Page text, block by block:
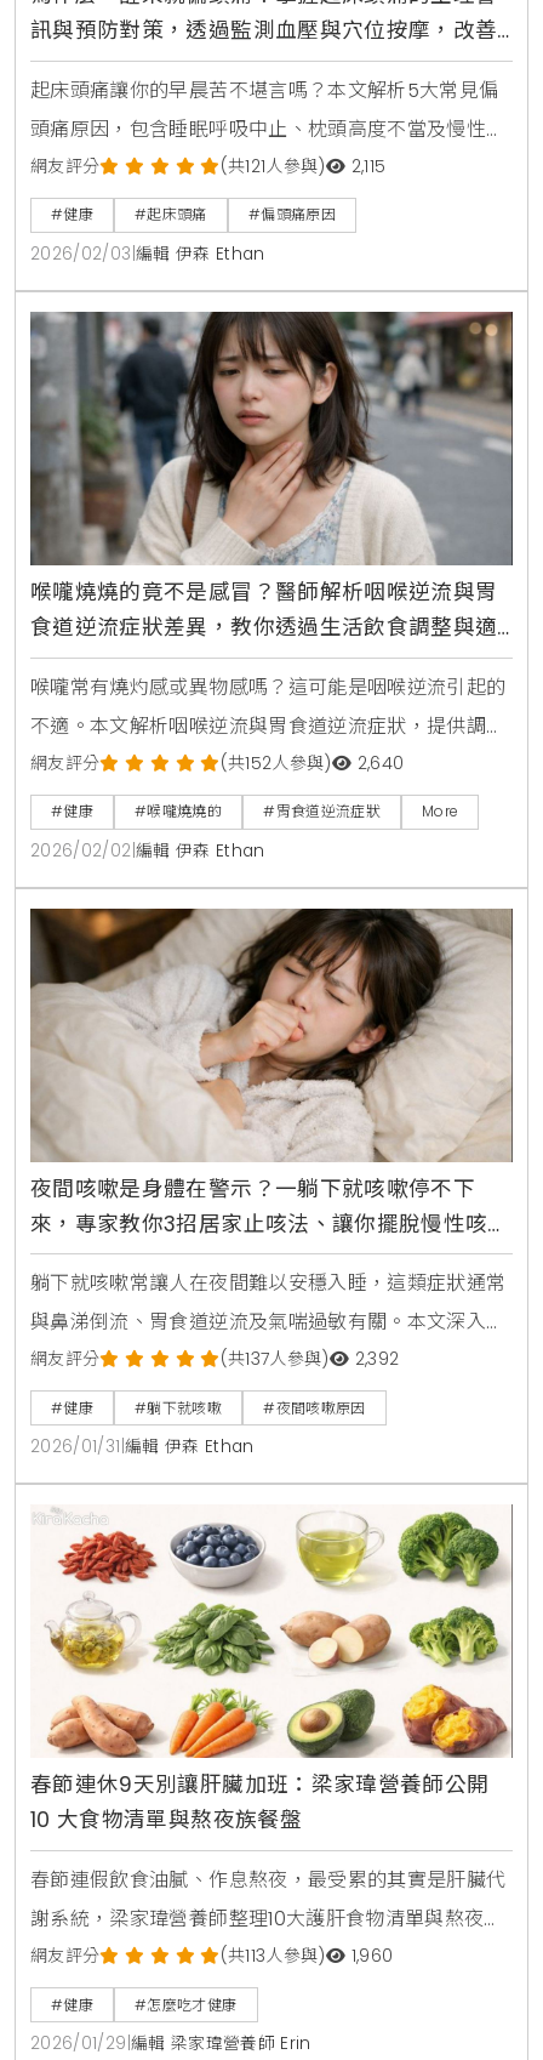
訊與預防對策，透過監測血壓與穴位按摩，改善
慢性高血壓帶來的脹痛感
起床頭痛讓你的早晨苦不堪言嗎？本文解析5大常見偏
頭痛原因，包含睡眠呼吸中止、枕頭高度不當及慢性高
血壓警訊。掌握舒緩頭痛的正確方法，如穴位按摩與營
養補充，並教你辨識必須就醫的危險症狀，全面提升你
的睡眠品質與生活健康。
網友評分 (共121人參與) 2,115
#健康 #起床頭痛 #偏頭痛原因
2026/02/03 編輯 伊森 Ethan
喉嚨燒燒的竟不是感冒？醫師解析咽喉逆流與胃
食道逆流症狀差異，教你透過生活飲食調整與適
當就醫時機改善喉嚨異物感
喉嚨常有燒灼感或異物感嗎？這可能是咽喉逆流引起的
不適。本文解析咽喉逆流與胃食道逆流症狀，提供調整
飲食、改善睡姿等自我照護方法，並提醒您當聲音沙
啞、吞嚥困難持續時，應尋求專業醫師協助，找回健康
的咽喉狀態。
網友評分 (共152人參與) 2,640
#健康 #喉嚨燒燒的 #胃食道逆流症狀 More
2026/02/02 編輯 伊森 Ethan
夜間咳嗽是身體在警示？一躺下就咳嗽停不下
來，專家教你3招居家止咳法、讓你擺脫慢性咳嗽
順利入眠
躺下就咳嗽常讓人在夜間難以安穩入睡，這類症狀通常
與鼻涕倒流、胃食道逆流及氣喘過敏有關。本文深入解
析夜間咳嗽的成因，並提供墊高枕頭、採取左側睡姿及
控制環境濕度等專業舒緩建議。掌握正確的睡眠習慣與
就醫警訊，幫助您找回優質睡眠。
網友評分 (共137人參與) 2,392
#健康 #躺下就咳嗽 #夜間咳嗽原因
2026/01/31 編輯 伊森 Ethan
春節連休9天別讓肝臟加班：梁家瑋營養師公開
10 大食物清單與熬夜族餐盤
春節連假飲食油膩、作息熬夜，最受累的其實是肝臟代
謝系統，梁家瑋營養師整理10大護肝食物清單與熬夜族
餐盤原則，從抗氧化、脂肪代謝到高纖飲食重點，教你
過年期間降低脂肪肝風險、減輕肝臟負擔。
網友評分 (共113人參與) 1,960
#健康 #怎麼吃才健康
2026/01/29 編輯 梁家瑋營養師 Erin